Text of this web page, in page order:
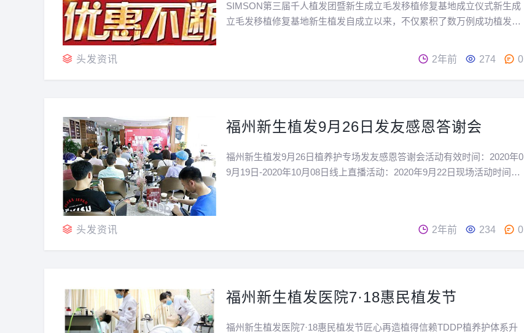
SIMSON第三届千人植发团暨新生成立毛发移植修复基地成立仪式新生成
立毛发移植修复基地新生植发自成立以来，不仅累积了数万例成功植发手
植发市场日渐庞大，植发不能仍停留在单纯的植发环节，须更进一步...
头发资讯 2年前 274 0
福州新生植发9月26日发友感恩答谢会
福州新生植发9月26日植养护专场发友感恩答谢会活动有效时间：2020年0
9月19日-2020年10月08日线上直播活动：2020年9月22日现场活动时间：
头发资讯 2年前 234 0
福州新生植发医院7·18惠民植发节
福州新生植发医院7·18惠民植发节匠心再造植得信赖TDDP植养护体系升